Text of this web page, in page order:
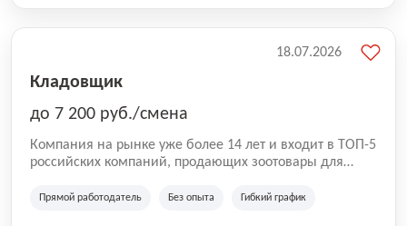
Кладовщик
до 7 200 руб./смена
Компания на рынке уже более 14 лет и входит в ТОП-5
российских компаний, продающих зоотовары для
компания владеет 5 розничными магазинами, а также
Прямой работодатель Без опыта Гибкий график
18.07.2026